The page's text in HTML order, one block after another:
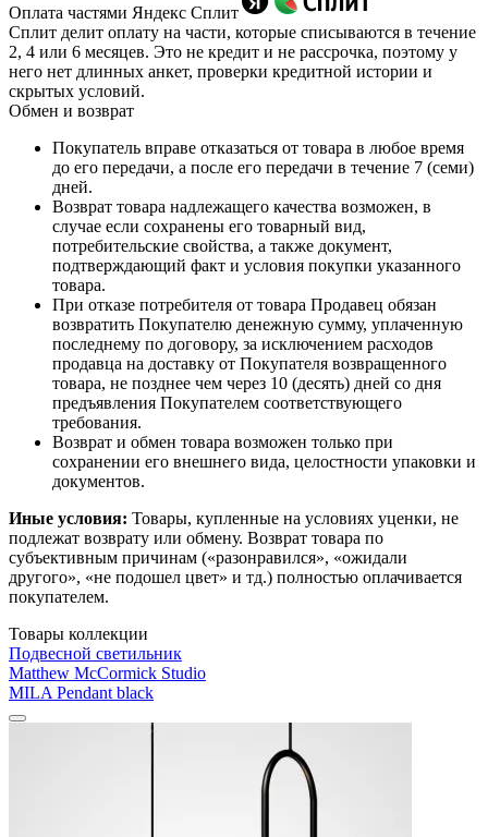
Оплата частями Яндекс Сплит
Сплит делит оплату на части, которые списываются в течение
2, 4 или 6 месяцев. Это не кредит и не рассрочка, поэтому у
него нет длинных анкет, проверки кредитной истории и
скрытых условий.
Обмен и возврат
Покупатель вправе отказаться от товара в любое время
до его передачи, а после его передачи в течение 7 (семи)
дней.
Возврат товара надлежащего качества возможен, в
случае если сохранены его товарный вид,
потребительские свойства, а также документ,
подтверждающий факт и условия покупки указанного
товара.
При отказе потребителя от товара Продавец обязан
возвратить Покупателю денежную сумму, уплаченную
последнему по договору, за исключением расходов
продавца на доставку от Покупателя возвращенного
товара, не позднее чем через 10 (десять) дней со дня
предъявления Покупателем соответствующего
требования.
Возврат и обмен товара возможен только при
сохранении его внешнего вида, целостности упаковки и
документов.
Иные условия: Товары, купленные на условиях уценки, не
подлежат возврату или обмену. Возврат товара по
субъективным причинам («разонравился», «ожидали
другого», «не подошел цвет» и тд.) полностью оплачивается
покупателем.
Товары коллекции
Подвесной светильник
Matthew McCormick Studio
MILA Pendant black